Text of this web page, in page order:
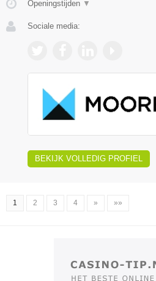
Openingstijden ▼
Sociale media:
BEKIJK VOLLEDIG PROFIEL
1 2 3 4 » »»